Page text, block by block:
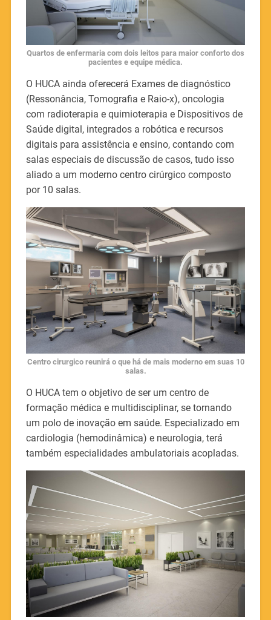
Quartos de enfermaria com dois leitos para maior conforto dos
pacientes e equipe médica.
O HUCA ainda oferecerá Exames de diagnóstico
(Ressonância, Tomografia e Raio-x), oncologia
com radioterapia e quimioterapia e Dispositivos de
Saúde digital, integrados a robótica e recursos
digitais para assistência e ensino, contando com
salas especiais de discussão de casos, tudo isso
aliado a um moderno centro cirúrgico composto
por 10 salas.
Centro cirurgico reunirá o que há de mais moderno em suas 10
salas.
O HUCA tem o objetivo de ser um centro de
formação médica e multidisciplinar, se tornando
um polo de inovação em saúde. Especializado em
cardiologia (hemodinâmica) e neurologia, terá
também especialidades ambulatoriais acopladas.